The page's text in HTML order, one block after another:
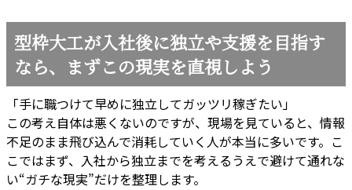
型枠大工が入社後に独立や支援を目指す
なら、まずこの現実を直視しよう
「手に職つけて早めに独立してガッツリ稼ぎたい」
この考え自体は悪くないのですが、現場を見ていると、情報
不足のまま飛び込んで消耗していく人が本当に多いです。こ
こではまず、入社から独立までを考えるうえで避けて通れな
い“ガチな現実”だけを整理します。